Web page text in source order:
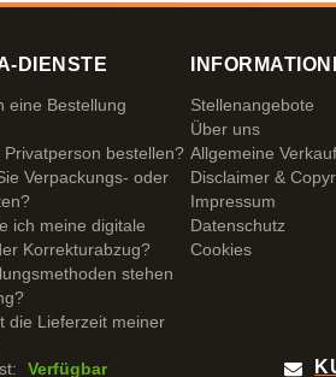
DIENSTE
eine Bestellung
Privatperson bestellen?
Verpackungs- oder
ich meine digitale
Korrekturabzug?
stehen
die Lieferzeit meiner
Stellenangebote
Über uns
Allgemeine
Disclaimer &
Impressum
Datenschutz
Cookies
Verfügbar